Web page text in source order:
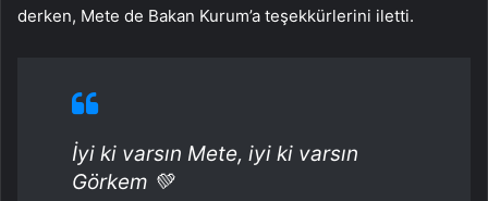
derken, Mete de Bakan Kurum’a teşekkürlerini iletti.
İyi ki varsın Mete, iyi ki varsın
Görkem 💚